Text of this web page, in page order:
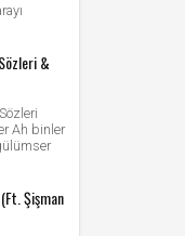
&
Ah binler
Şişman